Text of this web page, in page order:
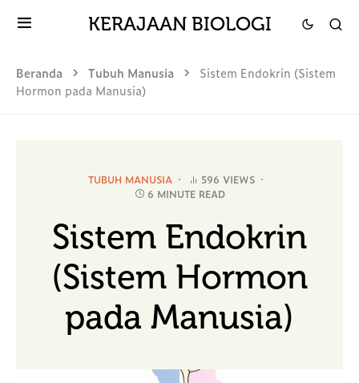
KERAJAAN BIOLOGI
Beranda Tubuh Manusia
Sistem Endokrin (Sistem
Hormon pada Manusia)
TUBUH MANUSIA
596 VIEWS
6 MINUTE READ
Sistem Endokrin
(Sistem Hormon
pada Manusia)